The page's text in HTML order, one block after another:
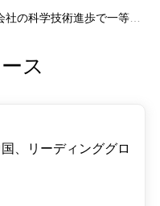
学技術進歩で一等賞を受賞
ス
、リーディンググロ